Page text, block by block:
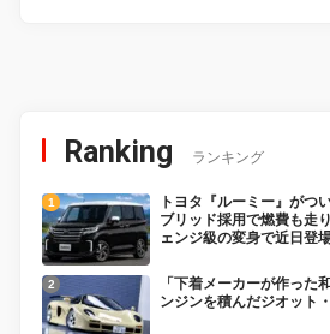
Ranking ランキング
トヨタ『ルーミー』がつ
ブリッド採用で燃費も走
ェンジ級の変身で近日登
「下着メーカーが作った
ンジンを積んだジオット